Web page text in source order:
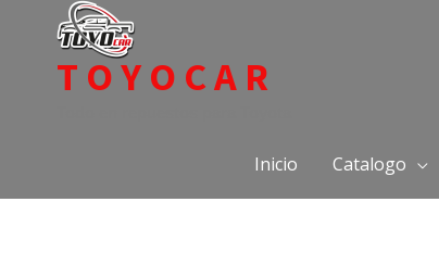
contenidoTOYOCAR
Inicio Catalogo